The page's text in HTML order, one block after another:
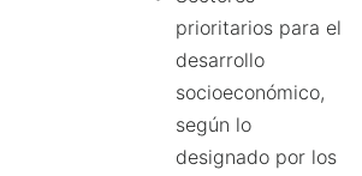
prioritarios para el
desarrollo
socioeconómico,
según lo
designado por los